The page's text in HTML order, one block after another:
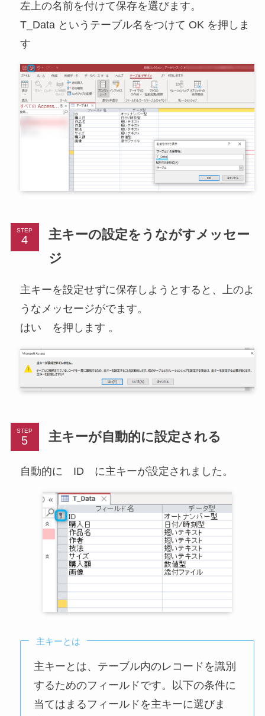
左上の名前を付けて保存を選びます。
T_Data というテーブル名をつけて OK を押しま
す
STEP
主キーの設定をうながすメッセー
ジ
主キーを設定せずに保存しようとすると、上のよ
うなメッセージがでます。
はい を押します 。
STEP 主キーが自動的に設定される
自動的に ID に主キーが設定されました。
主キーとは
主キーとは、テーブル内のレコードを識別
するためのフィールドです。以下の条件に
当てはまるフィールドを主キーに選びま